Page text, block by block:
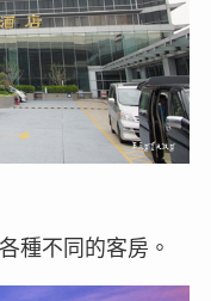
種不同的客房。